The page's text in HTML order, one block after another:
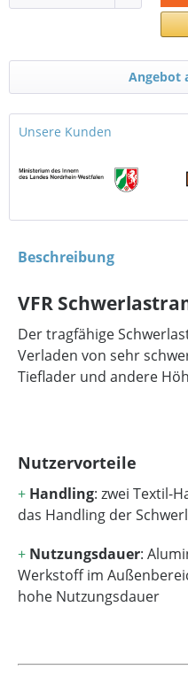
Angebot
Unsere Kunden
Beschreibung
VFR
Der tragfähige
Verladen von sehr
Tieflader und andere
Nutzervorteile
+ Handling: zwei Textil-
das Handling der
+ Nutzungsdauer:
Werkstoff im
hohe Nutzungsdauer